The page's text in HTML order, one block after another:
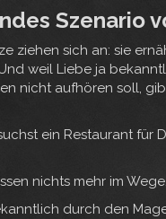
Szenario
ziehen sich an: sie
weil Liebe ja
nicht aufhören soll,
ein Restaurant für
nichts mehr im
durch den